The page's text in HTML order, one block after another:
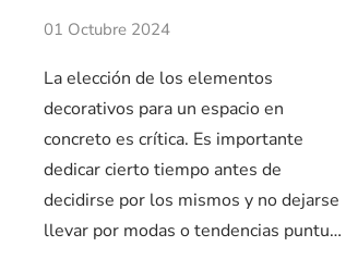
01 Octubre 2024
La elección de los elementos
decorativos para un espacio en
concreto es crítica. Es importante
dedicar cierto tiempo antes de
decidirse por los mismos y no dejarse
llevar por modas o tendencias puntu…